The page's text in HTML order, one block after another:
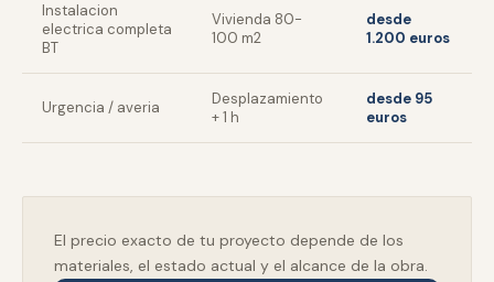
Instalacion
electrica completa
BT
Vivienda 80-
100 m2
desde
1.200 euros
Urgencia / averia
Desplazamiento
+ 1 h
desde 95
euros
El precio exacto de tu proyecto depende de los
materiales, el estado actual y el alcance de la obra.